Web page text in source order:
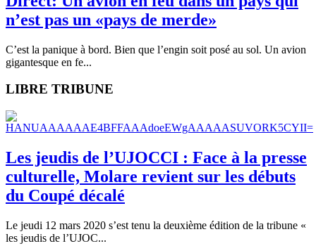
n’est pas un «pays de merde»
C’est la panique à bord. Bien que l’engin soit posé au sol. Un avion
gigantesque en fe...
LIBRE TRIBUNE
Les jeudis de l’UJOCCI : Face à la presse
culturelle, Molare revient sur les débuts
du Coupé décalé
Le jeudi 12 mars 2020 s’est tenu la deuxième édition de la tribune «
les jeudis de l’UJOC...